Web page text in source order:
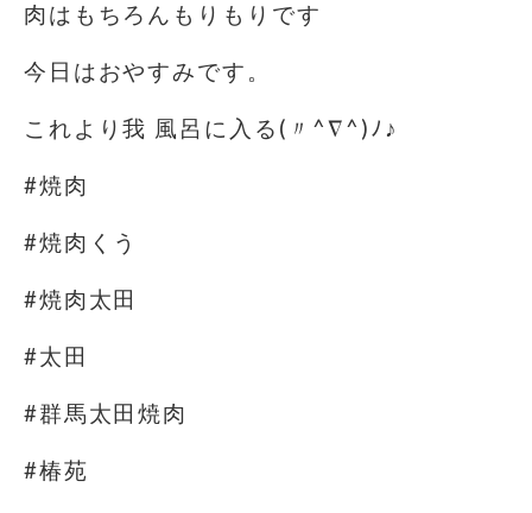
肉はもちろんもりもりです
今日はおやすみです。
これより我 風呂に入る(〃^∇^)ﾉ♪
#焼肉
#焼肉くう
#焼肉太田
#太田
#群馬太田焼肉
#椿苑